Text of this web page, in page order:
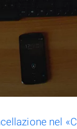
nel